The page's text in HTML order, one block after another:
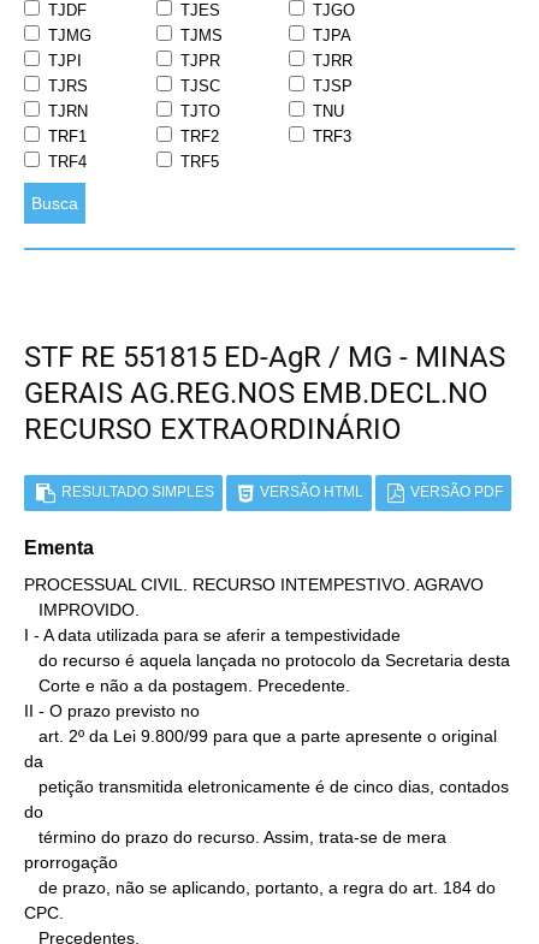
TJDF
TJES
TJGO
TJMG
TJMS
TJPA
TJPI
TJPR
TJRR
TJRS
TJSC
TJSP
TJRN
TJTO
TNU
TRF1
TRF2
TRF3
TRF4
TRF5
Busca
STF RE 551815 ED-AgR / MG - MINAS
GERAIS AG.REG.NOS EMB.DECL.NO
RECURSO EXTRAORDINÁRIO
RESULTADO SIMPLES VERSÃO HTML VERSÃO PDF
Ementa
PROCESSUAL CIVIL. RECURSO INTEMPESTIVO. AGRAVO
I - A data utilizada para se aferir a tempestividade
II - O prazo previsto no
da
do
prorrogação
CPC.